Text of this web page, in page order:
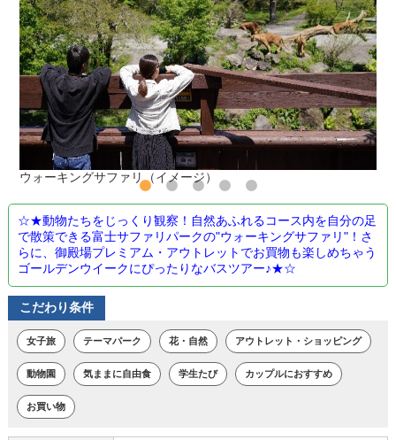
ウォーキングサファリ（イメージ）
☆★動物たちをじっくり観察！自然あふれるコース内を自分の足
で散策できる富士サファリパークの"ウォーキングサファリ"！さ
らに、御殿場プレミアム・アウトレットでお買物も楽しめちゃう
ゴールデンウイークにぴったりなバスツアー♪★☆
こだわり条件
女子旅 テーマパーク 花・自然 アウトレット・ショッピング
動物園 気ままに自由食 学生たび カップルにおすすめ
お買い物